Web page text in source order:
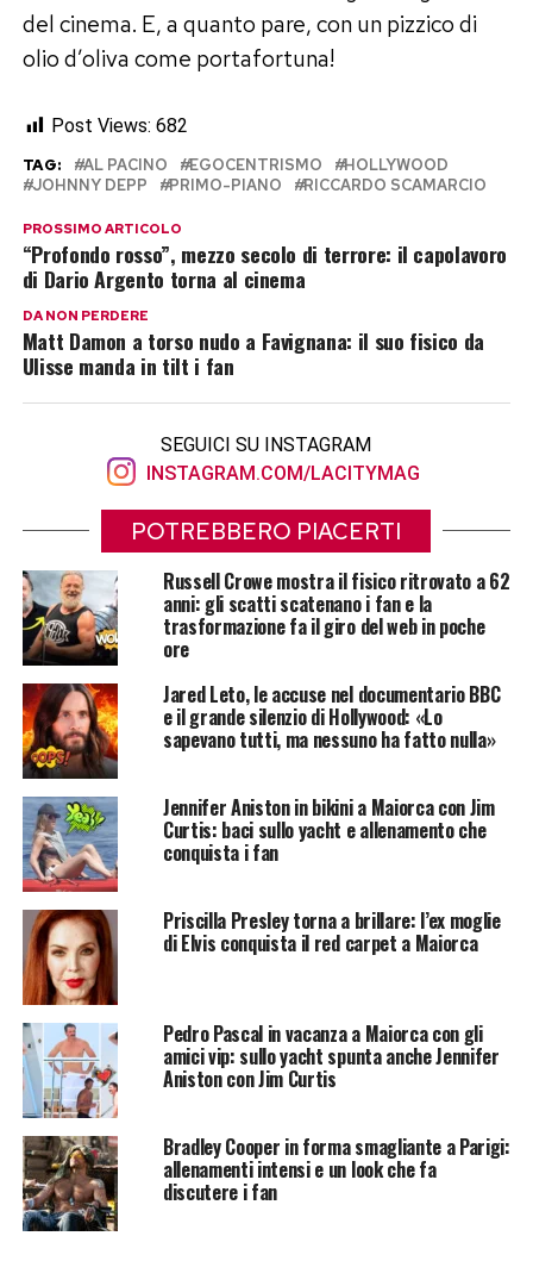
del cinema. E, a quanto pare, con un pizzico di
olio d’oliva come portafortuna!
Post Views: 682
TAG: AL PACINO EGOCENTRISMO
HOLLYWOOD
JOHNNY DEPP
PRIMO-PIANO RICCARDO SCAMARCIO
PROSSIMO ARTICOLO
“Profondo rosso”, mezzo secolo di terrore: il capolavoro
di Dario Argento torna al cinema
DA NON PERDERE
Matt Damon a torso nudo a Favignana: il suo fisico da
Ulisse manda in tilt i fan
SEGUICI SU INSTAGRAM
INSTAGRAM.COM/LACITYMAG
POTREBBERO PIACERTI
Russell Crowe mostra il fisico ritrovato a 62
anni: gli scatti scatenano i fan e la
trasformazione fa il giro del web in poche
ore
Jared Leto, le accuse nel documentario BBC
e il grande silenzio di Hollywood: «Lo
sapevano tutti, ma nessuno ha fatto nulla»
Jennifer Aniston in bikini a Maiorca con Jim
Curtis: baci sullo yacht e allenamento che
conquista i fan
Priscilla Presley torna a brillare: l’ex moglie
di Elvis conquista il red carpet a Maiorca
Pedro Pascal in vacanza a Maiorca con gli
amici vip: sullo yacht spunta anche Jennifer
Aniston con Jim Curtis
Bradley Cooper in forma smagliante a Parigi:
allenamenti intensi e un look che fa
discutere i fan